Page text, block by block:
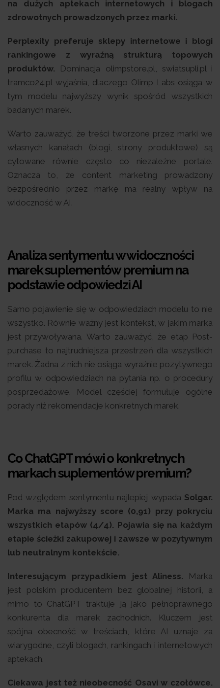
na dużych aptekach internetowych i blogach
zdrowotnych prowadzonych przez marki.
Perplexity preferuje sklepy internetowe i blogi
rankingowe z wyraźną strukturą topowych
produktów. Dominacja olimpstore.pl, swiatsupli.pl i
tramco24.pl wyjaśnia, dlaczego Olimp Labs osiąga w
tym modelu najwyższy wynik spośród wszystkich
badanych marek.
Warto zauważyć, że treści tworzone przez marki we
własnych kanałach (blogi, strony produktowe) są
cytowane równie często co niezależne portale.
Oznacza to, że content marketing prowadzony
bezpośrednio przez markę ma realny wpływ na
widoczność w AI.
Analiza sentymentu w widoczności
marek suplementów premium na
podstawie odpowiedzi AI
Samo pojawienie się w odpowiedziach modelu to nie
wszystko. Równie ważny jest kontekst, w jakim marka
jest przywoływana. Warto zauważyć, że etap Post-
purchase to najtrudniejsza przestrzeń dla wszystkich
marek. Żadna z nich nie osiąga wyraźnie pozytywnego
profilu w odpowiedziach na pytania np. o procedury
posprzedażowe. Model częściej formułuje ogólne
porady niż rekomendacje konkretnych marek.
Co ChatGPT mówi o konkretnych
markach suplementów premium?
Pod względem sentymentu najlepiej wypada Solgar.
Marka ma najwyższy score (0,91) przy pokryciu
wszystkich etapów (4/4). Pojawia się na każdym
etapie ścieżki zakupowej i zawsze w pozytywnym
lub neutralnym kontekście.
Interesującym przypadkiem jest Aliness. Marka
jest polskim producentem bez globalnej historii, a
mimo to ChatGPT traktuje ją jako pełnoprawnego
konkurenta dla marek zachodnich. Kluczem jest
spójna obecność w treściach, które AI uznaje za
wiarygodne, czyli blogach, rankingach i internetowych
aptekach.
Ciekawa jest też nieobecność Osavi w czołówce.